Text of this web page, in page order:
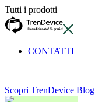
Tutti i prodotti
CONTATTI
Scopri TrenDevice